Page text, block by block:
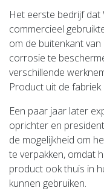
Het eerste bedrijf
commercieel
om de buitenkant
corrosie te
verschillende
Product uit de
Een paar jaar later
oprichter en
de mogelijkheid om
te verpakken, omdat
product ook thuis in
kunnen gebruiken.